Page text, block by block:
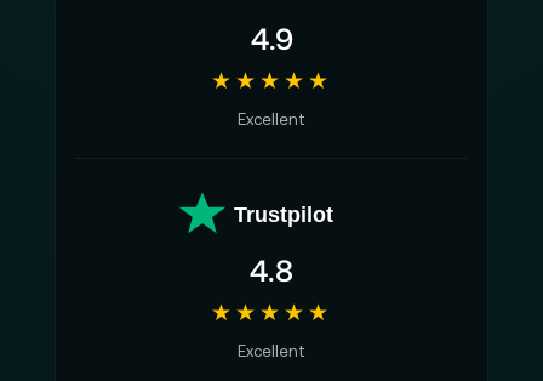
4.9
★★★★★
Excellent
Trustpilot
4.8
★★★★★
Excellent